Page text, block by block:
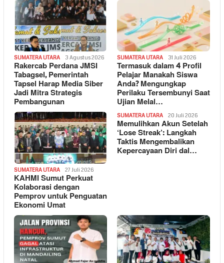
SUMATERA UTARA 3 Agustus 2026
Rakercab Perdana JMSI
Tabagsel, Pemerintah
Tapsel Harap Media Siber
Jadi Mitra Strategis
Pembangunan
SUMATERA UTARA 31 Juli 2026
Termasuk dalam 4 Profil
Pelajar Manakah Siswa
Anda? Mengungkap
Perilaku Tersembunyi Saat
Ujian Melal…
SUMATERA UTARA 27 Juli 2026
KAHMI Sumut Perkuat
Kolaborasi dengan
Pemprov untuk Penguatan
Ekonomi Umat
SUMATERA UTARA 20 Juli 2026
Memulihkan Akun Setelah
‘Lose Streak’: Langkah
Taktis Mengembalikan
Kepercayaan Diri dal…